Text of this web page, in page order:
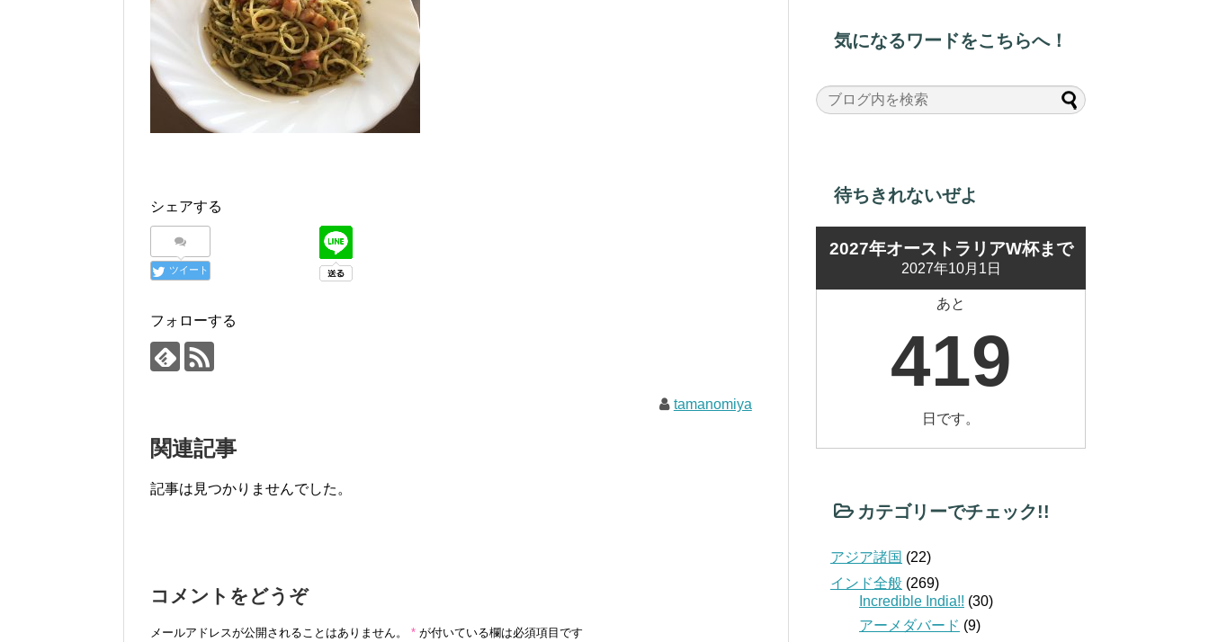
シェアする
ツイート
フォローする
tamanomiya
関連記事
記事は見つかりませんでした。
コメントをどうぞ
メールアドレスが公開されることはありません。 * が付いている欄は必須項目です
気になるワードをこちらへ！
待ちきれないぜよ
2027年オーストラリアW杯まで
2027年10月1日
あと
419
日です。
カテゴリーでチェック!!
アジア諸国 (22)
インド全般 (269)
Incredible India!! (30)
アーメダバード (9)